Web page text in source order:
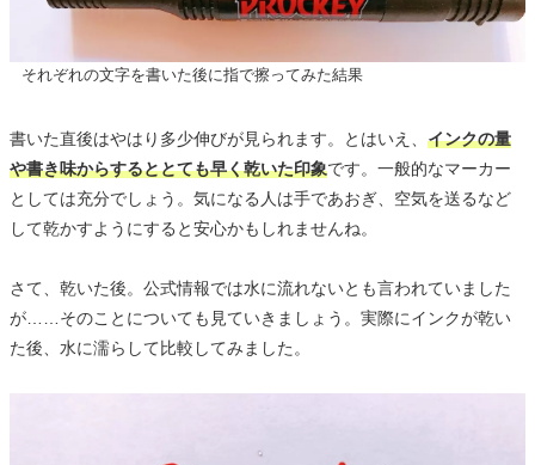
それぞれの文字を書いた後に指で擦ってみた結果
書いた直後はやはり多少伸びが見られます。とはいえ、 インクの量
や書き味からするととても早く乾いた印象です。一般的なマーカー
としては充分でしょう。気になる人は手であおぎ、空気を送るなど
して乾かすようにすると安心かもしれませんね。
さて、乾いた後。公式情報では水に流れないとも言われていました
が……そのことについても見ていきましょう。実際にインクが乾い
た後、水に濡らして比較してみました。